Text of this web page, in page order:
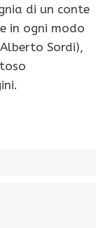
di un conte
in ogni modo
Sordi),